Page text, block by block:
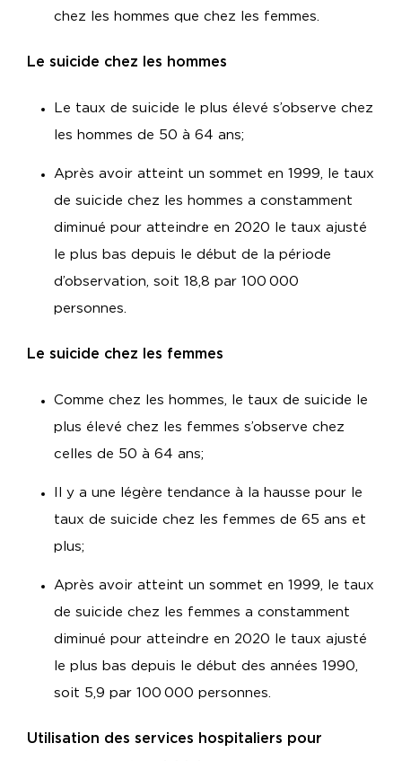
chez les hommes que chez les femmes.
Le suicide chez les hommes
Le taux de suicide le plus élevé s’observe chez
les hommes de 50 à 64 ans;
Après avoir atteint un sommet en 1999, le taux
de suicide chez les hommes a constamment
diminué pour atteindre en 2020 le taux ajusté
le plus bas depuis le début de la période
d’observation, soit 18,8 par 100 000
personnes.
Le suicide chez les femmes
Comme chez les hommes, le taux de suicide le
plus élevé chez les femmes s’observe chez
celles de 50 à 64 ans;
Il y a une légère tendance à la hausse pour le
taux de suicide chez les femmes de 65 ans et
plus;
Après avoir atteint un sommet en 1999, le taux
de suicide chez les femmes a constamment
diminué pour atteindre en 2020 le taux ajusté
le plus bas depuis le début des années 1990,
soit 5,9 par 100 000 personnes.
Utilisation des services hospitaliers pour